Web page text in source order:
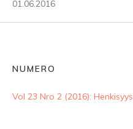
01.06.2016
NUMERO
Vol 23 Nro 2 (2016): Henkisyys